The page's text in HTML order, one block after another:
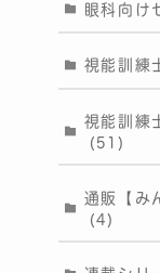
眼科向け
視能訓練
視能訓練
(51)
通販【み
(4)